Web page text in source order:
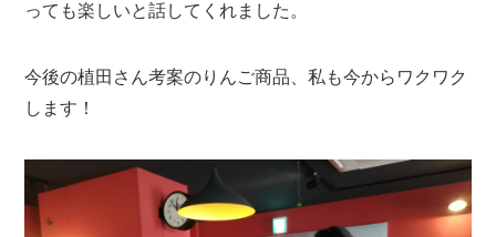
っても楽しいと話してくれました。
今後の植田さん考案のりんご商品、私も今からワクワク
します！